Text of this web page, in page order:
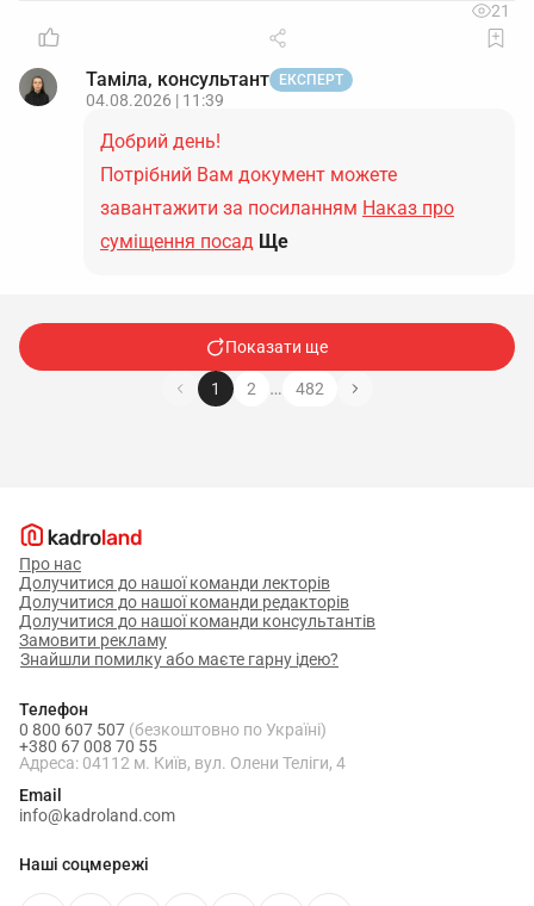
21
Таміла, консультант ЕКСПЕРТ
04.08.2026 | 11:39
Добрий день!
Потрібний Вам документ можете
завантажити за посиланням Наказ про
суміщення посад Ще
Показати ще
1 2 … 482
Про нас
Долучитися до нашої команди лекторів
Долучитися до нашої команди редакторів
Долучитися до нашої команди консультантів
Замовити рекламу
Знайшли помилку або маєте гарну ідею?
Телефон
0 800 607 507 (безкоштовно по Україні)
+380 67 008 70 55
Адреса: 04112 м. Київ, вул. Олени Теліги, 4
Email
info@kadroland.com
Наші соцмережі